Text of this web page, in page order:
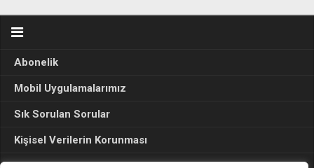
Abonelik
Mobil Uygulamalarımız
Sık Sorulan Sorular
Kişisel Verilerin Korunması